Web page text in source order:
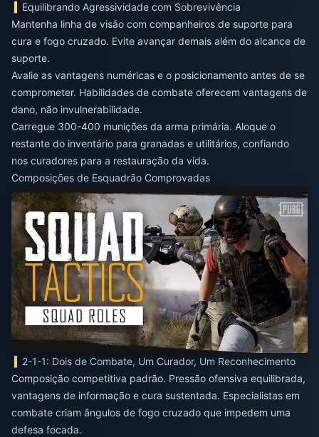
Equilibrando Agressividade com Sobrevivência
Mantenha linha de visão com companheiros de suporte para
cura e fogo cruzado. Evite avançar demais além do alcance de
suporte.
Avalie as vantagens numéricas e o posicionamento antes de se
comprometer. Habilidades de combate oferecem vantagens de
dano, não invulnerabilidade.
Carregue 300-400 munições da arma primária. Aloque o
restante do inventário para granadas e utilitários, confiando
nos curadores para a restauração da vida.
Composições de Esquadrão Comprovadas
2-1-1: Dois de Combate, Um Curador, Um Reconhecimento
Composição competitiva padrão. Pressão ofensiva equilibrada,
vantagens de informação e cura sustentada. Especialistas em
combate criam ângulos de fogo cruzado que impedem uma
defesa focada.